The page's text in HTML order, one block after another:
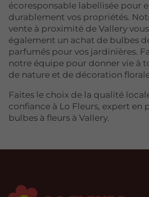
écoresponsable labellisée pour
durablement vos propriétés.
vente à proximité de Vallery
également un achat de bulbes
parfumés pour vos jardinières.
notre équipe pour donner vie à
de nature et de décoration
Faites le choix de la qualité
confiance à Lo Fleurs, expert en
bulbes à fleurs à Vallery.